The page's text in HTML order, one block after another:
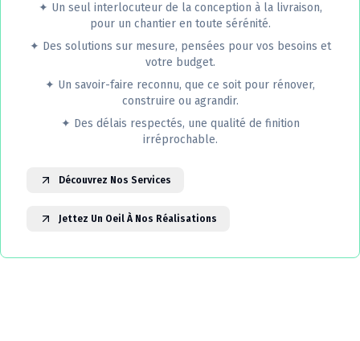
✦ Un seul interlocuteur de la conception à la livraison,
pour un chantier en toute sérénité.
✦ Des solutions sur mesure, pensées pour vos besoins et
votre budget.
✦ Un savoir-faire reconnu, que ce soit pour rénover,
construire ou agrandir.
✦ Des délais respectés, une qualité de finition
irréprochable.
Découvrez Nos Services
Jettez Un Oeil À Nos Réalisations